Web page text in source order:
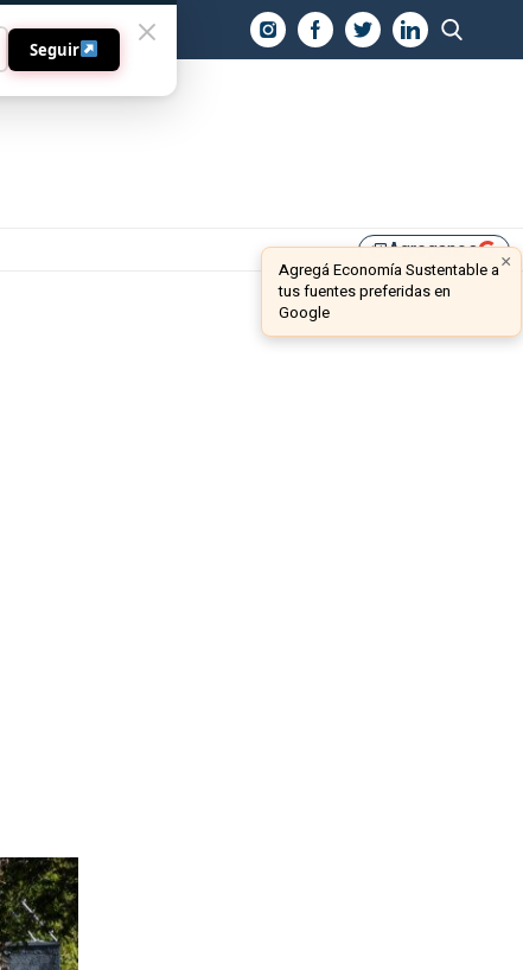
library_addAgreganos ×
Agregá Economía Sustentable a
tus fuentes preferidas en
Google
Seguir